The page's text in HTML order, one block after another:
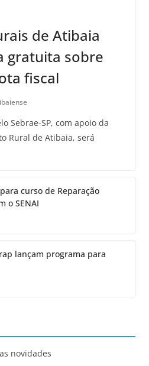
de Atibaia
gratuita sobre
fiscal
Sebrae-SP, com apoio da
Rural de Atibaia, será
curso de Reparação
o SENAI
lançam programa para
novidades